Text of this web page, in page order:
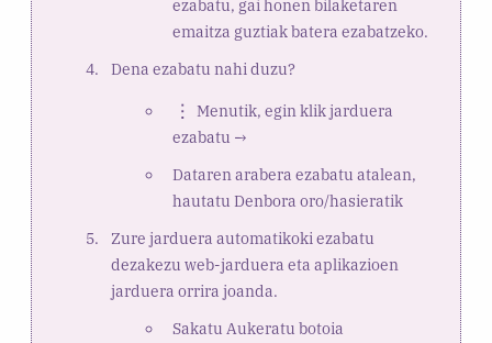
ezabatu, gai honen bilaketaren
emaitza guztiak batera ezabatzeko.
Dena ezabatu nahi duzu?
Menutik, egin klik jarduera
ezabatu →
Dataren arabera ezabatu atalean,
hautatu Denbora oro/hasieratik
Zure jarduera automatikoki ezabatu
dezakezu web-jarduera eta aplikazioen
jarduera orrira joanda.
Sakatu Aukeratu botoia